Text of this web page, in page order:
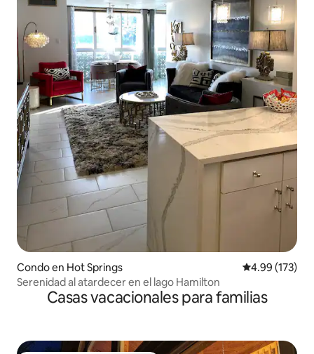
Condo en Hot Springs Calificación
4.99 (173)
Serenidad al atardecer en el lago Hamilton
Casas vacacionales para familias